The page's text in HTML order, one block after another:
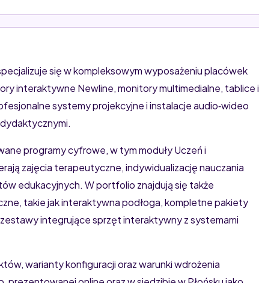
się w kompleksowym wyposażeniu placówek
interaktywne Newline, monitory multimedialne, tablice i
systemy projekcyjne i instalacje audio‑wideo
programy cyfrowe, w tym moduły Uczeń i
zajęcia terapeutyczne, indywidualizację nauczania
edukacyjnych. W portfolio znajdują się także
takie jak interaktywna podłoga, kompletne pakiety
integrujące sprzęt interaktywny z systemami
warianty konfiguracji oraz warunki wdrożenia